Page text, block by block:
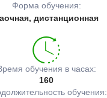
Форма обучения:
дистанционная
обучения в часах:
160
обучения: